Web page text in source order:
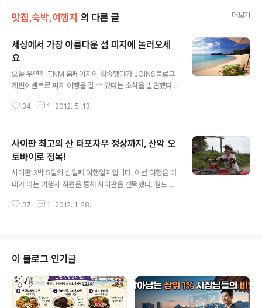
맛집,숙박,여행지 의 다른 글 더보기
세상에서 가장 아름다운 섬 피지에 놀러오세
요
오늘 우연히 TNM 홈페이지에 접속했다가 JOINS블로그
개편이벤트로 피지 여행을 갈 수 있다는 소식을 발견했다.
바로 피지를 검색해보고 이벤트에 응모해본다. 늘 마음 한
또 놀아도 제대로 잘 놀 줄 아는 가족^^ㅋ 보내줘요~뿌잉
뿌잉^^ㅎ 오늘은 일단 이벤트가 있다는 소식을 여러분들에
게 알려드린다. 피지에 대해서는 조금 더 공부한 다음에 여
행계획표를 수립할 계획이다. 피지에 가고 싶다면 여러분
들도 이벤트에 동참해보시길 권한다. 피지는 남태평양에
있는 작은 국가이다. 다음은 브리테니커 사전에서 DAUM
34 1 2012. 5. 13.
사이판 최고의 산 타포차우 정상까지, 산악 오
토바이로 정복!
사이판 3박 5일의 삼일째 여행일지입니다. 이번 여행은 아
내가 아는 여행사 직원을 통해 사이판을 선택했다. 월드리
관광할 필요도 없어 저렴하다며 이곳으로의 여행을 추천했
산을 올라가고 싶었다. 마침 타포차우로 올라가는 옵션 관
광이 있었다. 타포차우 산은 사이판에서 제일 높은 산이기
도 하고 전경이 너무 좋다는 블로그 글을 봤기 때문에 욕심
이 났다. 결론부터 말하자면 뭐 그렇게 아름답지는 않았다.
나름 아름답기는 하지만 제주도와 같은 우리나라 섬에 있
37 1 2012. 1. 28.
이 블로그 인기글